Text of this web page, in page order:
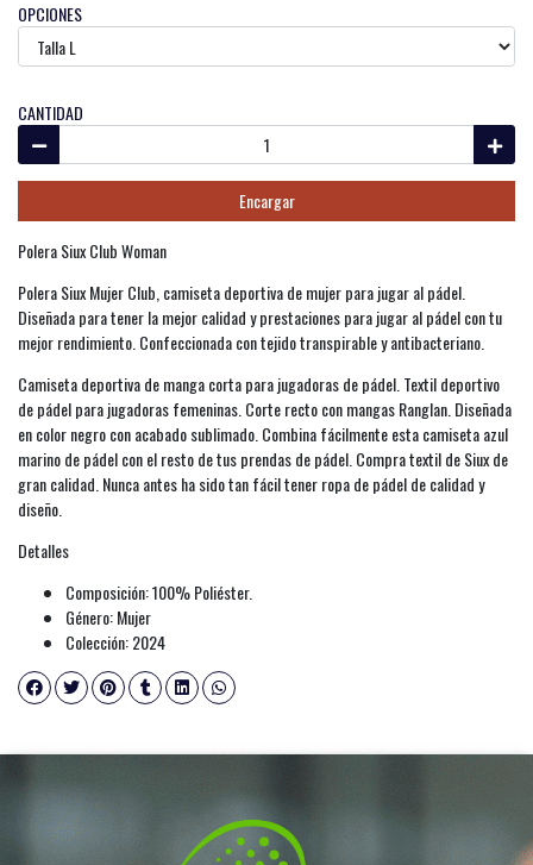
OPCIONES
CANTIDAD
Encargar
Polera Siux Club Woman
Polera Siux Mujer Club, camiseta deportiva de mujer para jugar al pádel.
Diseñada para tener la mejor calidad y prestaciones para jugar al pádel con tu
mejor rendimiento. Confeccionada con tejido transpirable y antibacteriano.
Camiseta deportiva de manga corta para jugadoras de pádel. Textil deportivo
de pádel para jugadoras femeninas. Corte recto con mangas Ranglan. Diseñada
en color negro con acabado sublimado. Combina fácilmente esta camiseta azul
marino de pádel con el resto de tus prendas de pádel. Compra textil de Siux de
gran calidad. Nunca antes ha sido tan fácil tener ropa de pádel de calidad y
diseño.
Detalles
Composición: 100% Poliéster.
Género: Mujer
Colección: 2024